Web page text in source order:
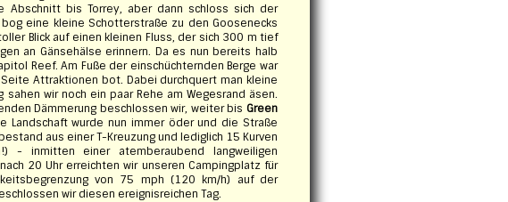
Abschnitt bis Torrey, aber dann schloss sich der
eine kleine Schotterstraße zu den Goosenecks
Blick auf einen kleinen Fluss, der sich 300 m tief
an Gänsehälse erinnern. Da es nun bereits halb
Reef. Am Fuße der einschüchternden Berge war
Attraktionen bot. Dabei durchquert man kleine
wir noch ein paar Rehe am Wegesrand äsen.
Dämmerung beschlossen wir, weiter bis Green
wurde nun immer öder und die Straße
aus einer T-Kreuzung und lediglich 15 Kurven
inmitten einer atemberaubend langweiligen
20 Uhr erreichten wir unseren Campingplatz für
von 75 mph (120 km/h) auf der
wir diesen ereignisreichen Tag.